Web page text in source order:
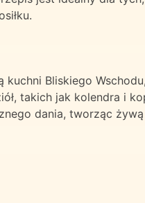
Bliskiego
takich jak kolendra i
dania, tworząc